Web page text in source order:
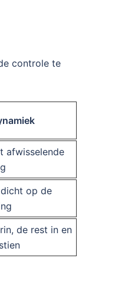
controle te
afwisselende
op de
de rest in en